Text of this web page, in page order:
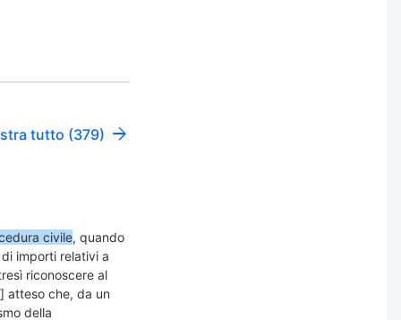
tutto (379)
civile, quando
importi relativi a
riconoscere al
atteso che, da un
della